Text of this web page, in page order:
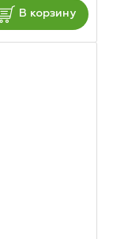
В корзину